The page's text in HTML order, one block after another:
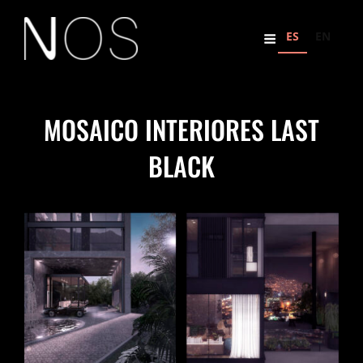
ES
MOSAICO INTERIORES LAST
BLACK